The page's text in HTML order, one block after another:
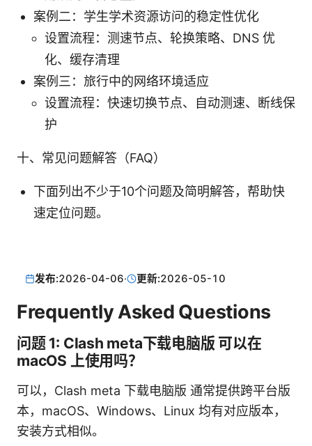
案例二：学生学术资源访问的稳定性优化
设置流程：测速节点、轮换策略、DNS 优
化、缓存清理
案例三：旅行中的网络环境适应
设置流程：快速切换节点、自动测速、断线保
护
十、常见问题解答（FAQ）
下面列出不少于10个问题及简明解答，帮助快
速定位问题。
发布:2026-04-06· 更新:2026-05-10
Frequently Asked Questions
问题 1: Clash meta下载电脑版 可以在
macOS 上使用吗？
可以，Clash meta 下载电脑版 通常提供跨平台版
本，macOS、Windows、Linux 均有对应版本，
安装方式相似。